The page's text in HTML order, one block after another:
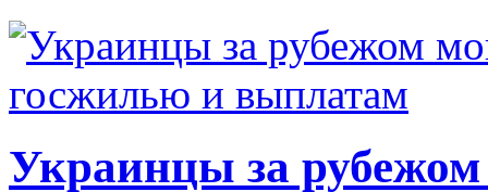
Украинцы за рубежом